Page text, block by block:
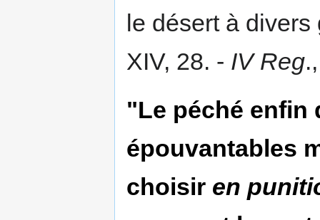
le désert à divers
XIV, 28. - IV Reg
"Le péché enfin
épouvantables
choisir en